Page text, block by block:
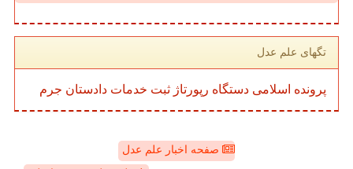
تگهای علم عدل
پرونده اسلامی دستگاه رپورتاژ ثبت خدمات دادستان جرم
صفحه اخبار علم عدل